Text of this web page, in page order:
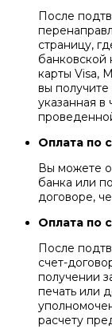
После
страницу,
банковской
карты Visa,
вы
указанная
Оплата по
Вы можете
банка или
договоре,
Оплата по
После
счет-
получении
печать или
расчету